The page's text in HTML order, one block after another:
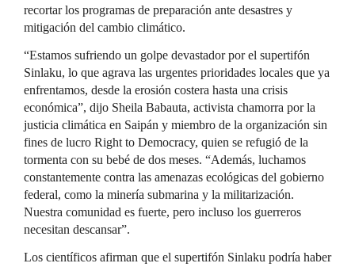
recortar los programas de preparación ante desastres y
mitigación del cambio climático.
“Estamos sufriendo un golpe devastador por el supertifón
Sinlaku, lo que agrava las urgentes prioridades locales que ya
enfrentamos, desde la erosión costera hasta una crisis
económica”, dijo Sheila Babauta, activista chamorra por la
justicia climática en Saipán y miembro de la organización sin
fines de lucro Right to Democracy, quien se refugió de la
tormenta con su bebé de dos meses. “Además, luchamos
constantemente contra las amenazas ecológicas del gobierno
federal, como la minería submarina y la militarización.
Nuestra comunidad es fuerte, pero incluso los guerreros
necesitan descansar”.
Los científicos afirman que el supertifón Sinlaku podría haber